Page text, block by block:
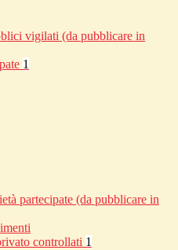
vigilati (da pubblicare in
1
partecipate (da pubblicare in
controllati 1